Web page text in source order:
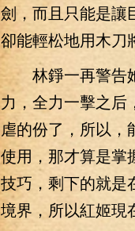
劍，而且只能是讓
卻能輕松地用木刀
林錚一再警告她
力，全力一擊之后
虐的份了，所以
使用，那才算是掌
技巧，剩下的就是
境界，所以紅姬現